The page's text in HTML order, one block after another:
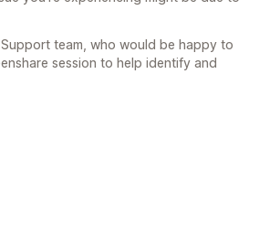
team, who would be happy to
session to help identify and